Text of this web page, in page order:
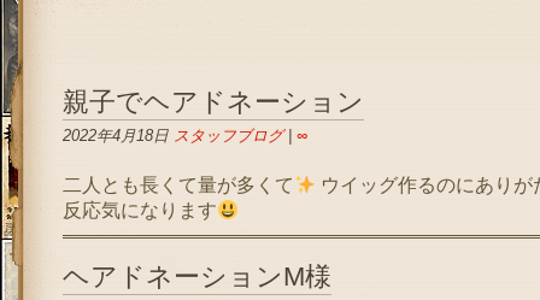
親子でヘアドネーション
2022年4月18日 スタッフブログ| ∞
二人とも長くて量が多くて
ウイッグ作るのにありが
反応気になります
ヘアドネーションM様